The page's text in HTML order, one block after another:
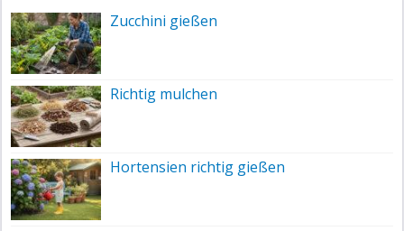
Zucchini gießen
Richtig mulchen
Hortensien richtig gießen